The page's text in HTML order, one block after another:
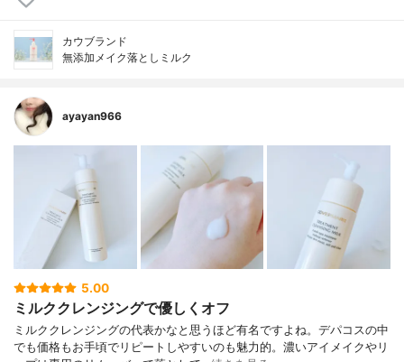
カウブランド
無添加メイク落としミルク
ayayan966
5.00
ミルククレンジングで優しくオフ
ミルククレンジングの代表かなと思うほど有名ですよね。デパコスの中
でも価格もお手頃でリピートしやすいのも魅力的。濃いアイメイクやリ